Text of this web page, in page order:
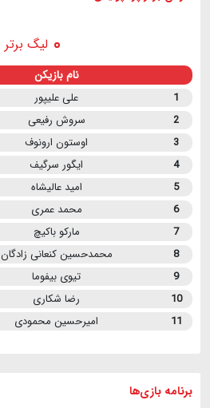
لیگ برتر
نام بازیکن
1 علی علیپور
2
سروش رفیعی
3
اوستون ارونوف
4
ایگور سرگیف
5
امید عالیشاه
6
محمد عمری
7
مارکو باکیچ
8
محمدحسین کنعانی زادگان
9
تیوی بیفوما
10
رضا شکاری
11
امیرحسین محمودی
برنامه بازی ها